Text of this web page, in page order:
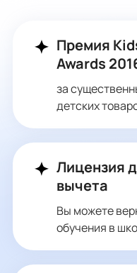
Премия
Awards
за
детских
Лицензия
вычета
Вы можете
обучения в